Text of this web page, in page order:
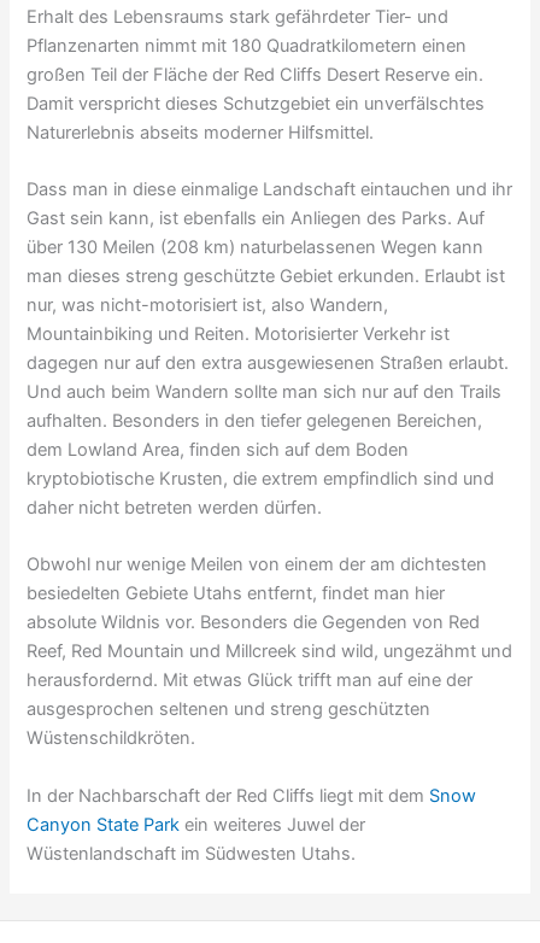
Erhalt des Lebensraums stark gefährdeter Tier- und
Pflanzenarten nimmt mit 180 Quadratkilometern einen
großen Teil der Fläche der Red Cliffs Desert Reserve ein.
Damit verspricht dieses Schutzgebiet ein unverfälschtes
Naturerlebnis abseits moderner Hilfsmittel.
Dass man in diese einmalige Landschaft eintauchen und ihr
Gast sein kann, ist ebenfalls ein Anliegen des Parks. Auf
über 130 Meilen (208 km) naturbelassenen Wegen kann
man dieses streng geschützte Gebiet erkunden. Erlaubt ist
nur, was nicht-motorisiert ist, also Wandern,
Mountainbiking und Reiten. Motorisierter Verkehr ist
dagegen nur auf den extra ausgewiesenen Straßen erlaubt.
Und auch beim Wandern sollte man sich nur auf den Trails
aufhalten. Besonders in den tiefer gelegenen Bereichen,
dem Lowland Area, finden sich auf dem Boden
kryptobiotische Krusten, die extrem empfindlich sind und
daher nicht betreten werden dürfen.
Obwohl nur wenige Meilen von einem der am dichtesten
besiedelten Gebiete Utahs entfernt, findet man hier
absolute Wildnis vor. Besonders die Gegenden von Red
Reef, Red Mountain und Millcreek sind wild, ungezähmt und
herausfordernd. Mit etwas Glück trifft man auf eine der
ausgesprochen seltenen und streng geschützten
Wüstenschildkröten.
In der Nachbarschaft der Red Cliffs liegt mit dem Snow
Canyon State Park ein weiteres Juwel der
Wüstenlandschaft im Südwesten Utahs.